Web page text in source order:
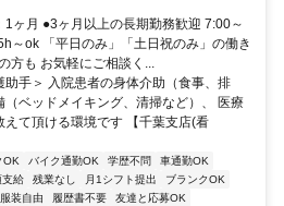
）
ヶ月 ●3ヶ月以上の長期勤務歓迎 7:00～
～ok 「平日のみ」「土日祝のみ」の働き
方も お気軽にご相談く...
手＞ 入院患者の身体介助（食事、排
ベッドメイキング、清掃など）、 医療
て頂ける環境です 【千葉支店(看
OK バイク通勤OK 学歴不問
車通勤OK
支給 残業なし 月1シフト提出
ブランクOK
服装自由 履歴書不要
友達と応募OK